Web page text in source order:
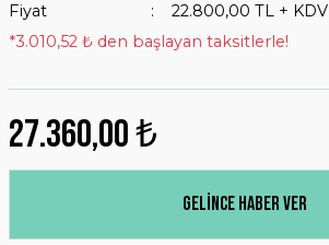
Fiyat
22.800,00 TL + KDV
*3.010,52 ₺ den başlayan taksitlerle!
27.360,00 ₺
Gelince Haber Ver